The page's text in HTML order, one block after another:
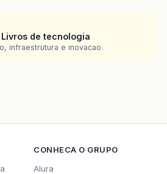
de tecnologia
infraestrutura e inovacao
CONHECA O GRUPO
Alura